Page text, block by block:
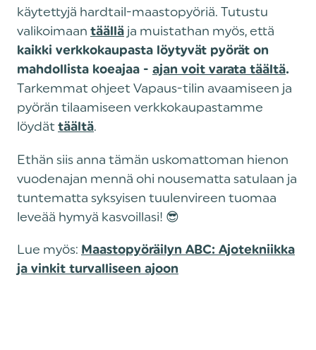
käytettyjä hardtail-maastopyöriä. Tutustu
valikoimaan täällä ja muistathan myös, että
kaikki verkkokaupasta löytyvät pyörät on
mahdollista koeajaa - ajan voit varata täältä.
Tarkemmat ohjeet Vapaus-tilin avaamiseen ja
pyörän tilaamiseen verkkokaupastamme
löydät täältä.
Ethän siis anna tämän uskomattoman hienon
vuodenajan mennä ohi nousematta satulaan ja
tuntematta syksyisen tuulenvireen tuomaa
leveää hymyä kasvoillasi! 😎
Lue myös: Maastopyöräilyn ABC: Ajotekniikka
ja vinkit turvalliseen ajoon